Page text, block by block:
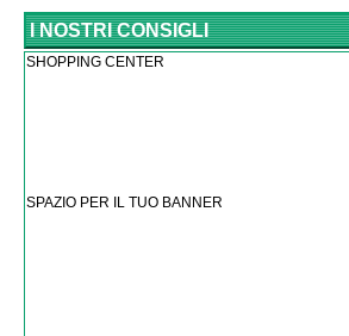
I NOSTRI CONSIGLI
SHOPPING CENTER
SPAZIO PER IL TUO BANNER